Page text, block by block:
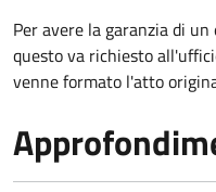
Per avere la garanzia di
questo va richiesto
venne formato l'atto